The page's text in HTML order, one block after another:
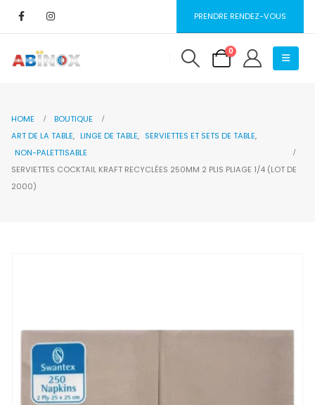
PRENDRE RENDEZ-VOUS
0
HOME
BOUTIQUE
ART DE LA TABLE, LINGE DE TABLE, SERVIETTES ET SETS DE TABLE,
NON-PALETTISABLE
SERVIETTES COCKTAIL KRAFT RECYCLÉES 250MM 2 PLIS PLIAGE 1/4 (LOT DE
2000)